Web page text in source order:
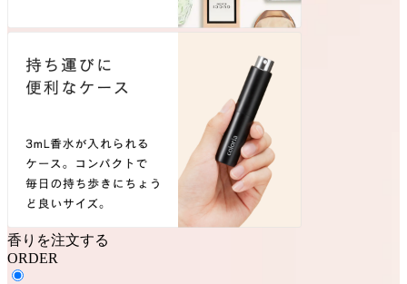
香りを注文する
ORDER